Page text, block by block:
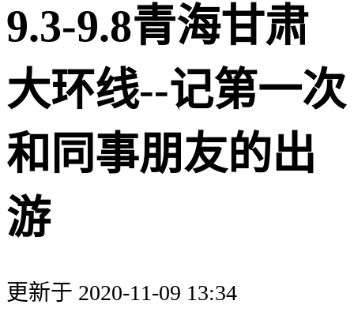
9.3-9.8青海甘肃
大环线--记第一次
和同事朋友的出
游
更新于 2020-11-09 13:34